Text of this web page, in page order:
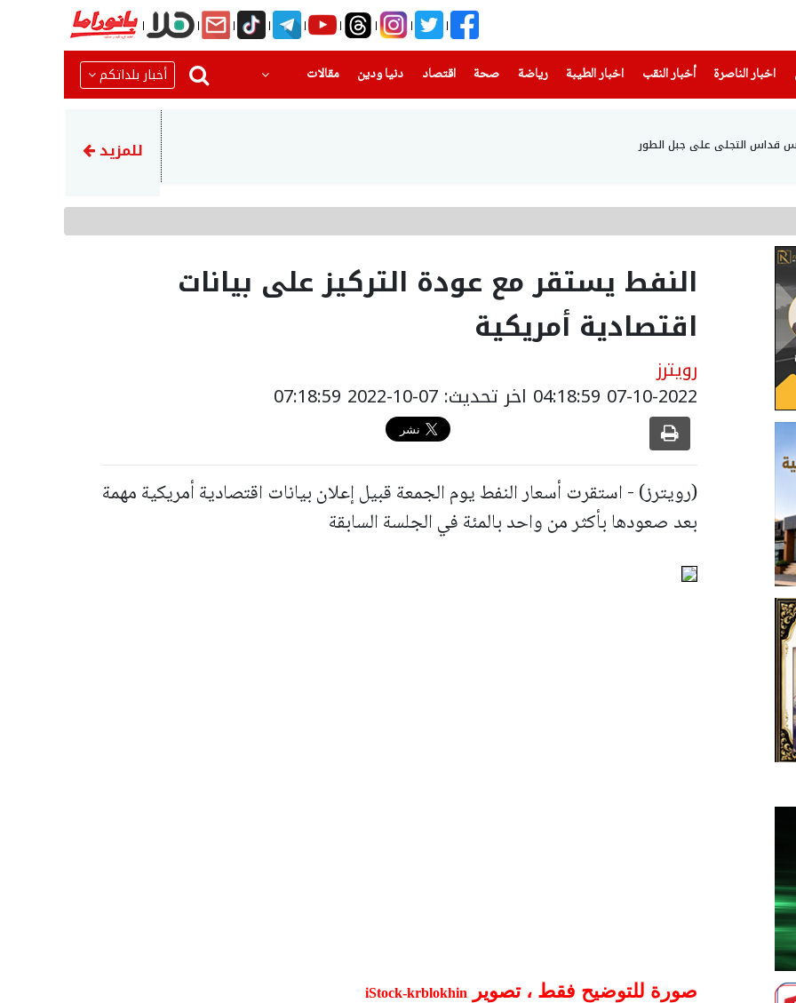
اخبار الناصرة
(current) أخبار النقب اخبار الطيبة(current) رياضة
(current) صحة(current) اقتصاد دنيا ودين
(current) مقالات أخبار بلداتكم
قداس التجلي على جبل الطور وفد طبي من جمعية أطباء
للمزيد
النفط يستقر مع عودة التركيز على بيانات
اقتصادية أمريكية
رويترز
07-10-2022 04:18:59 اخر تحديث: 07-10-2022 07:18:59
(رويترز) - استقرت أسعار النفط يوم الجمعة قبيل إعلان بيانات اقتصادية أمريكية مهمة
بعد صعودها بأكثر من واحد بالمئة في الجلسة السابقة
صورة للتوضيح فقط ، تصوير iStock-krblokhin